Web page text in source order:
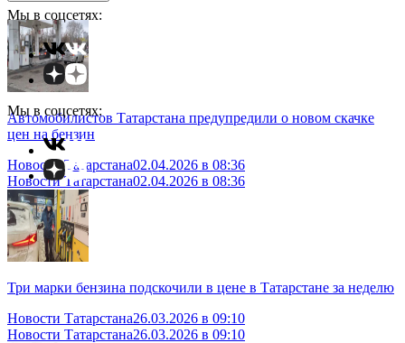
Мы в соцсетях:
Мы в соцсетях:
Автомобилистов Татарстана предупредили о новом скачке
цен на бензин
Новости Татарстана02.04.2026 в 08:36
Новости Татарстана02.04.2026 в 08:36
Три марки бензина подскочили в цене в Татарстане за неделю
Новости Татарстана26.03.2026 в 09:10
Новости Татарстана26.03.2026 в 09:10